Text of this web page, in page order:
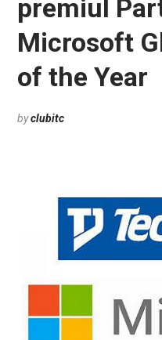
premiul
Microsoft
of the Year
byclubitc